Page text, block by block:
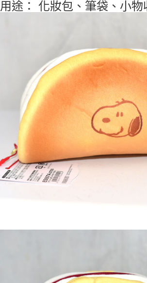
用途： 化妝包、筆袋、小物